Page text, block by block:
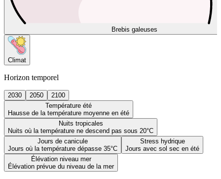
Brebis galeuses
Climat
Horizon temporel
2030 2050
2100
Température été
Hausse de la température moyenne en été
Nuits tropicales
Nuits où la température ne descend pas sous 20°C
Jours de canicule
Jours où la température dépasse 35°C
Stress hydrique
Jours avec sol sec en été
Élévation niveau mer
Élévation prévue du niveau de la mer